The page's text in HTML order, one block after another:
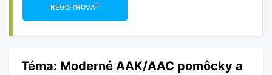
REGISTROVAŤ
Téma: Moderné AAK/AAC pomôcky a